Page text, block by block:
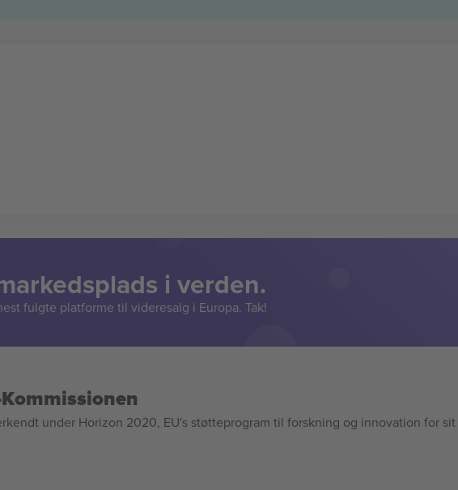
i verden.
fulgte platforme til videresalg i Europa. Tak!
under Horizon 2020, EU's støtteprogram til forskning og innovation for sit